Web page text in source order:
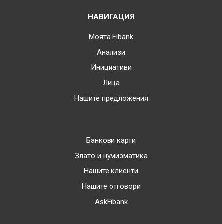
НАВИГАЦИЯ
Моята Fibank
Анализи
Инициативи
Лица
Нашите предложения
Банкови карти
Злато и нумизматика
Нашите клиенти
Нашите отговори
AskFibank